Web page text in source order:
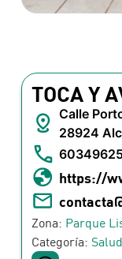
TOCA Y
Calle
28924
https://
Zona: Parque
Categoría: